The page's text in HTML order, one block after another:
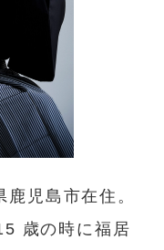
児島市在住。
歳の時に福居